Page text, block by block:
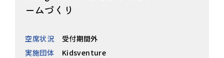
ームづくり
空席状況
受付期間外
実施団体
Kidsventure